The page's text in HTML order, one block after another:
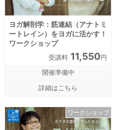
ヨガ解剖学：筋連結（アナトミ
ートレイン）をヨガに活かす！
ワークショップ
受講料 11,550円
開催準備中
詳細はこちら
ワークショップ